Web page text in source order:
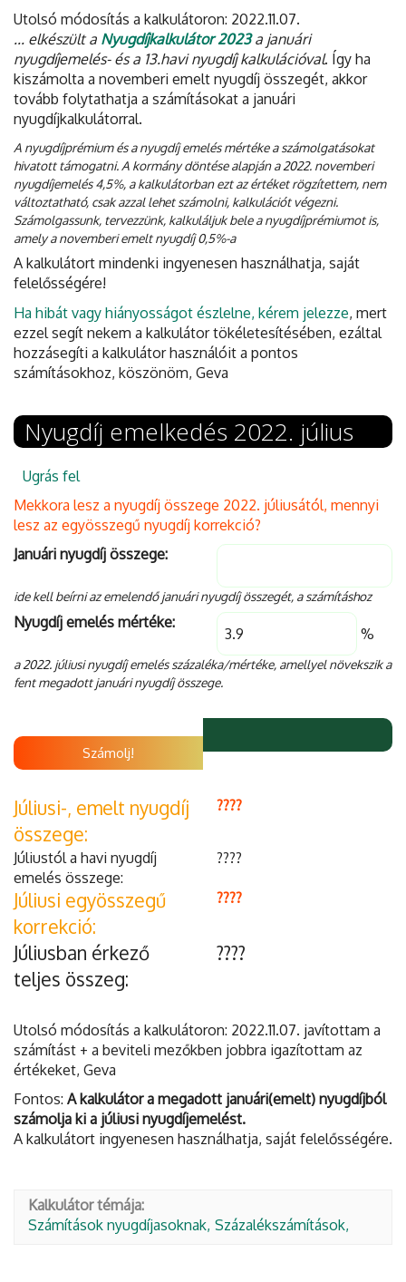
Utolsó módosítás a kalkulátoron: 2022.11.07.
... elkészült a Nyugdíjkalkulátor 2023a januári
nyugdíjemelés- és a 13.havi nyugdíj kalkulációval. Így ha
kiszámolta a novemberi emelt nyugdíj összegét, akkor
tovább folytathatja a számításokat a januári
nyugdíjkalkulátorral.
A nyugdíjprémium és a nyugdíj emelés mértéke a számolgatásokat
hivatott támogatni. A kormány döntése alapján a 2022. novemberi
nyugdíjemelés 4,5%, a kalkulátorban ezt az értéket rögzítettem, nem
változtatható, csak azzal lehet számolni, kalkulációt végezni.
Számolgassunk, tervezzünk, kalkuláljuk bele a nyugdíjprémiumot is,
amely a novemberi emelt nyugdíj 0,5%-a
A kalkulátort mindenki ingyenesen használhatja, saját
felelősségére!
Ha hibát vagy hiányosságot észlelne, kérem jelezze, mert
ezzel segít nekem a kalkulátor tökéletesítésében, ezáltal
hozzásegíti a kalkulátor használóit a pontos
számításokhoz, köszönöm, Geva
Nyugdíj emelkedés 2022. július
Ugrás fel
Mekkora lesz a nyugdíj összege 2022. júliusától, mennyi
lesz az egyösszegű nyugdíj korrekció?
Januári nyugdíj összege:
ide kell beírni az emelendő januári nyugdíj összegét, a számításhoz
Nyugdíj emelés mértéke:
%
a 2022. júliusi nyugdíj emelés százaléka/mértéke, amellyel növekszik a
fent megadott januári nyugdíj összege.
Számolj!
Júliusi-, emelt nyugdíj
összege:
????
Júliustól a havi nyugdíj
emelés összege:
????
Júliusi egyösszegű
korrekció:
????
Júliusban érkező
teljes összeg:
????
Utolsó módosítás a kalkulátoron: 2022.11.07. javítottam a
számítást + a beviteli mezőkben jobbra igazítottam az
értékeket, Geva
Fontos: A kalkulátor a megadott januári(emelt) nyugdíjból
számolja ki a júliusi nyugdíjemelést.
A kalkulátort ingyenesen használhatja, saját felelősségére.
Kalkulátor témája:
Számítások nyugdíjasoknak Százalékszámítások